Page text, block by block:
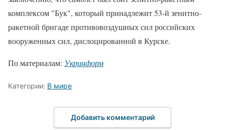
комплексом "Бук", который принадлежит 53-й зенитно-
ракетной бригаде противовоздушных сил российских
вооруженных сил, дислоцированной в Курске.
По материалам: Укринформ
Категории: В мире
Добавить комментарий